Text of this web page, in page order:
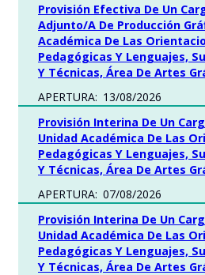
Provisión Efectiva De Un
Adjunto/a De Producción
Académica De Las
Pedagógicas Y Lenguajes,
Y Técnicas, Área De Artes
APERTURA: 13/08/2026
Provisión Interina De Un
Unidad Académica De Las
Pedagógicas Y Lenguajes,
Y Técnicas, Área De Artes
APERTURA: 07/08/2026
Provisión Interina De Un
Unidad Académica De Las
Pedagógicas Y Lenguajes,
Y Técnicas, Área De Artes